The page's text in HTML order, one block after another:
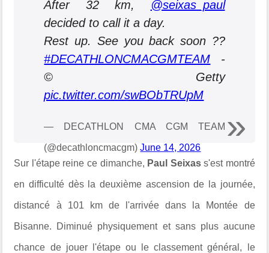
After 32 km,
@seixas_paul
decided to call it a day.
Rest up. See you back soon ??
#DECATHLONCMACGMTEAM -
© Getty
pic.twitter.com/swBObTRUpM
— DECATHLON CMA CGM TEAM
(@decathloncmacgm)June 14, 2026
Sur l'étape reine ce dimanche, Paul Seixass'est montré
en difficulté dès la deuxième ascension de la journée,
distancé à 101 km de l'arrivée dans la Montée de
Bisanne. Diminué physiquement et sans plus aucune
chance de jouer l'étape ou le classement général, le